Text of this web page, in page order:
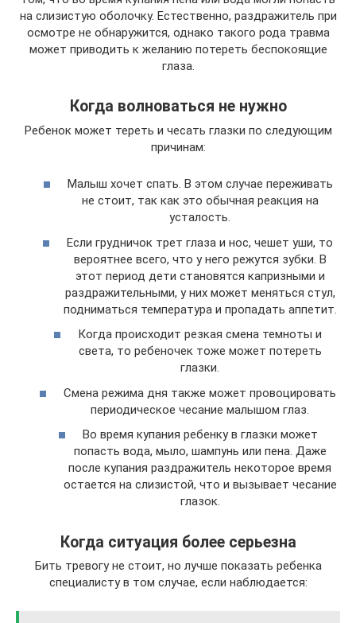
на слизистую оболочку. Естественно, раздражитель при
осмотре не обнаружится, однако такого рода травма
может приводить к желанию потереть беспокоящие
глаза.
Когда волноваться не нужно
Ребенок может тереть и чесать глазки по следующим
причинам:
Малыш хочет спать. В этом случае переживать
не стоит, так как это обычная реакция на
усталость.
Если грудничок трет глаза и нос, чешет уши, то
вероятнее всего, что у него режутся зубки. В
этот период дети становятся капризными и
раздражительными, у них может меняться стул,
подниматься температура и пропадать аппетит.
Когда происходит резкая смена темноты и
света, то ребеночек тоже может потереть
глазки.
Смена режима дня также может провоцировать
периодическое чесание малышом глаз.
Во время купания ребенку в глазки может
попасть вода, мыло, шампунь или пена. Даже
после купания раздражитель некоторое время
остается на слизистой, что и вызывает чесание
глазок.
Когда ситуация более серьезна
Бить тревогу не стоит, но лучше показать ребенка
специалисту в том случае, если наблюдается: